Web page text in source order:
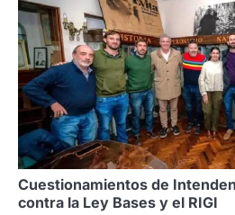
Cuestionamientos de
contra la Ley Bases y el RIGI